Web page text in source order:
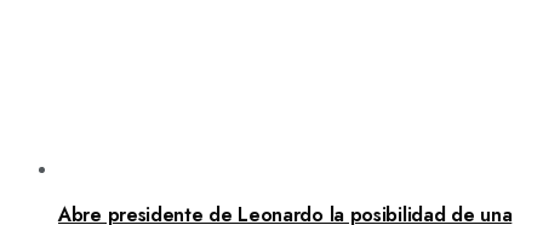
Abre presidente de Leonardo la posibilidad de una